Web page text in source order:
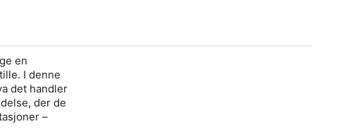
en
I denne
det handler
, der de
–